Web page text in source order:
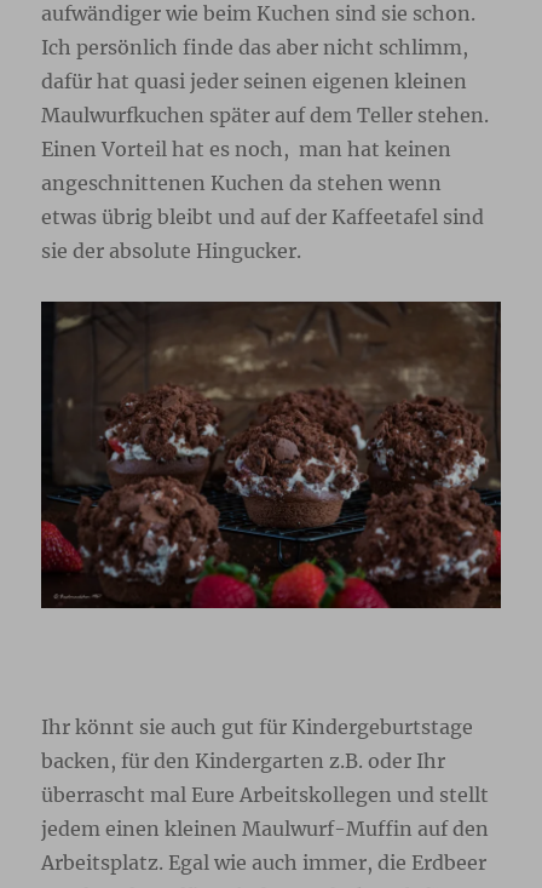
aufwändiger wie beim Kuchen sind sie schon.
Ich persönlich finde das aber nicht schlimm,
dafür hat quasi jeder seinen eigenen kleinen
Maulwurfkuchen später auf dem Teller stehen.
Einen Vorteil hat es noch, man hat keinen
angeschnittenen Kuchen da stehen wenn
etwas übrig bleibt und auf der Kaffeetafel sind
sie der absolute Hingucker.
Ihr könnt sie auch gut für Kindergeburtstage
backen, für den Kindergarten z.B. oder Ihr
überrascht mal Eure Arbeitskollegen und stellt
jedem einen kleinen Maulwurf-Muffin auf den
Arbeitsplatz. Egal wie auch immer, die Erdbeer